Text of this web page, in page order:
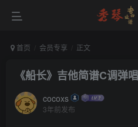
首页 会员专享 正文
《船长》吉他简谱C调弹
cocoxs
3年前发布